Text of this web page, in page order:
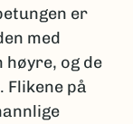
er
med
og de
på